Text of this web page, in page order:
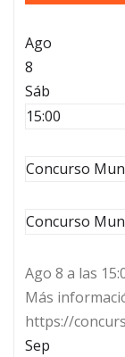
Ago
8
Sáb
15:00
Concurso
Concurso
Ago 8 a las
Más
https://
Sep